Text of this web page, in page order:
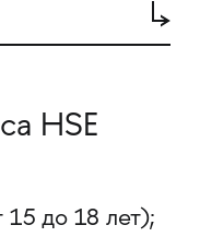
HSE
15 до 18 лет);